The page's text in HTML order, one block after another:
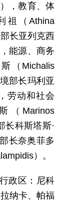
，教育、体
祖（Athina
长亚列克西
能源、商务
（Michalis
部长玛利亚
劳动和社会
（Marinos
长科斯塔斯·
长奈奥菲多
）。
政区：尼科
纳卡、帕福